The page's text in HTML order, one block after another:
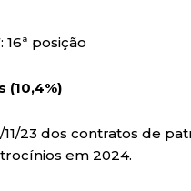
posição
(10,4%)
11/23 dos contratos de
em 2024.